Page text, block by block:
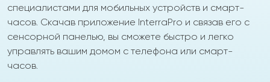
специалистами для мобильных устройств и смарт-
часов. Скачав приложение InterraPro и связав его с
сенсорной панелью, вы сможете быстро и легко
управлять вашим домом с телефона или смарт-
часов.